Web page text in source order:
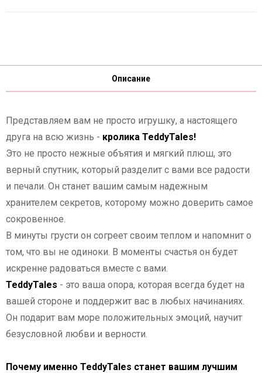
Описание
Представляем вам не просто игрушку, а настоящего
друга на всю жизнь - кролика TeddyTales!
Это не просто нежные объятия и мягкий плюш, это
верный спутник, который разделит с вами все радости
и печали. Он станет вашим самым надежным
хранителем секретов, которому можно доверить самое
сокровенное.
В минуты грусти он согреет своим теплом и напомнит о
том, что вы не одиноки. В моменты счастья он будет
искренне радоваться вместе с вами.
TeddyTales - это ваша опора, которая всегда будет на
вашей стороне и поддержит вас в любых начинаниях.
Он подарит вам море положительных эмоций, научит
безусловной любви и верности.
Почему именно TeddyTales станет вашим лучшим